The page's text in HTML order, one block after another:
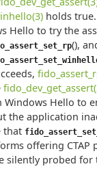
holds true.
Hello to try the
(),
Windows Hello to
the application
that
offering CTAP
silently probed for